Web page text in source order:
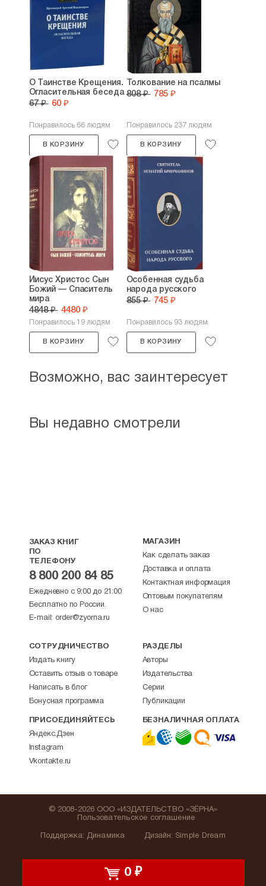
0 ₽
О Таинстве Крещения.
Огласительная беседа
67 ₽ 60 ₽
Понравилось 66 людям
В КОРЗИНУ
Толкование на псалмы
808 ₽ 785 ₽
Понравилось 237 людям
В КОРЗИНУ
Иисус Христос Сын
Божий — Спаситель
мира
4848 ₽ 4480 ₽
Понравилось 19 людям
В КОРЗИНУ
Особенная судьба
народа русского
855 ₽ 745 ₽
Понравилось 93 людям
В КОРЗИНУ
Возможно, вас заинтересует
Вы недавно смотрели
ЗАКАЗ КНИГ
ПО
ТЕЛЕФОНУ
8 800 200 84 85
Ежедневно с 9:00 до 21:00
Бесплатно по России.
E-mail: order@zyorna.ru
МАГАЗИН
Как сделать заказ
Доставка и оплата
Контактная информация
Оптовым покупателям
О нас
СОТРУДНИЧЕСТВО
Издать книгу
Оставить отзыв о товаре
Написать в блог
Бонусная программа
РАЗДЕЛЫ
Авторы
Издательства
Серии
Публикации
ПРИСОЕДИНЯЙТЕСЬ
Яндекс.Дзен
Instagram
Vkontakte.ru
БЕЗНАЛИЧНАЯ ОПЛАТА
Поддержка: Динамика
© 2008-2026 ООО «ИЗДАТЕЛЬСТВО «ЗЁРНА»
Пользовательское соглашение
Дизайн: Simple Dream